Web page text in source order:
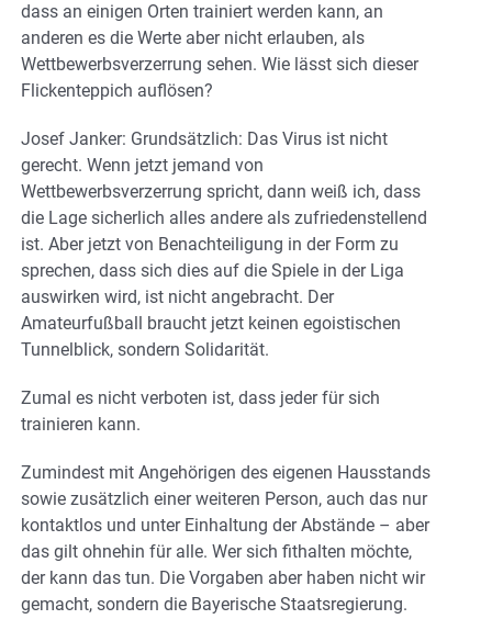
dass an einigen Orten trainiert werden kann, an
anderen es die Werte aber nicht erlauben, als
Wettbewerbsverzerrung sehen. Wie lässt sich dieser
Flickenteppich auflösen?
Josef Janker: Grundsätzlich: Das Virus ist nicht
gerecht. Wenn jetzt jemand von
Wettbewerbsverzerrung spricht, dann weiß ich, dass
die Lage sicherlich alles andere als zufriedenstellend
ist. Aber jetzt von Benachteiligung in der Form zu
sprechen, dass sich dies auf die Spiele in der Liga
auswirken wird, ist nicht angebracht. Der
Amateurfußball braucht jetzt keinen egoistischen
Tunnelblick, sondern Solidarität.
Zumal es nicht verboten ist, dass jeder für sich
trainieren kann.
Zumindest mit Angehörigen des eigenen Hausstands
sowie zusätzlich einer weiteren Person, auch das nur
kontaktlos und unter Einhaltung der Abstände – aber
das gilt ohnehin für alle. Wer sich fithalten möchte,
der kann das tun. Die Vorgaben aber haben nicht wir
gemacht, sondern die Bayerische Staatsregierung.